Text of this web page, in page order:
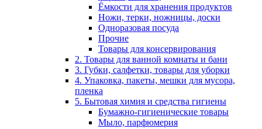
Ёмкости для хранения продуктов
Ножи, терки, ножницы, доски
Одноразовая посуда
Прочие
Товары для консервирования
2. Товары для ванной комнаты и бани
3. Губки, салфетки, товары для уборки
4. Упаковка, пакеты, мешки для мусора,
пленка
5. Бытовая химия и средства гигиены
Бумажно-гигиенические товары
Мыло, парфюмерия